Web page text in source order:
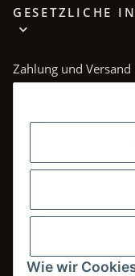
Wie wir
GESETZLICHE
Zahlung und Versand
Datenschutz